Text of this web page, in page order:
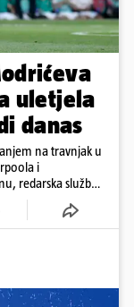
uletjela
danas
na travnjak u
i
redarska služba
su svijet.